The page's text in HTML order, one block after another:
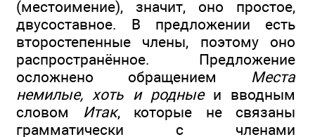
(местоимение), значит, оно простое,
двусоставное. В предложении есть
второстепенные члены, поэтому оно
распространённое. Предложение
осложнено обращением Места
немилые, хоть и родныеи вводным
словом Итак, которые не связаны
грамматически с членами